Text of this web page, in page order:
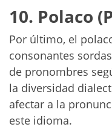
10. Polaco
Por último, el
consonantes
de pronombres
la diversidad
afectar a la
este idioma.